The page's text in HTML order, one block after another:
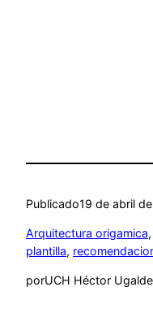
Publicado19 de abril
Arquitectura origamica,
plantilla,
porUCH Héctor